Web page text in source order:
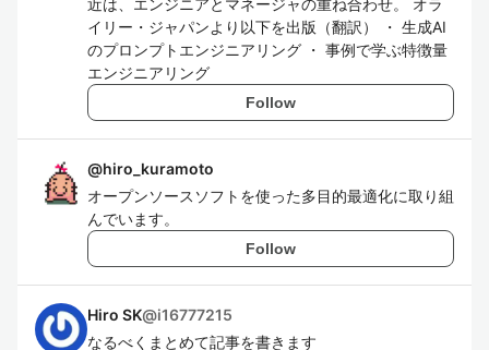
近は、エンジニアとマネージャの重ね合わせ。 オラ
イリー・ジャパンより以下を出版（翻訳） ・ 生成AI
のプロンプトエンジニアリング ・ 事例で学ぶ特徴量
エンジニアリング
Follow
@hiro_kuramoto
オープンソースソフトを使った多目的最適化に取り組
んでいます。
Follow
Hiro SK@i16777215
なるべくまとめて記事を書きます